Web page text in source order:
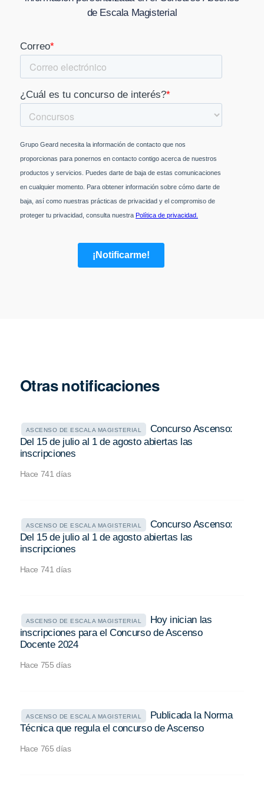
de Escala Magisterial
Otras notificaciones
ASCENSO DE ESCALA MAGISTERIAL
Concurso Ascenso:
Del 15 de julio al 1 de agosto abiertas las
inscripciones
Hace 741 días
ASCENSO DE ESCALA MAGISTERIAL
Concurso Ascenso:
Del 15 de julio al 1 de agosto abiertas las
inscripciones
Hace 741 días
ASCENSO DE ESCALA MAGISTERIAL
Hoy inician las
inscripciones para el Concurso de Ascenso
Docente 2024
Hace 755 días
ASCENSO DE ESCALA MAGISTERIAL
Publicada la Norma
Técnica que regula el concurso de Ascenso
Hace 765 días